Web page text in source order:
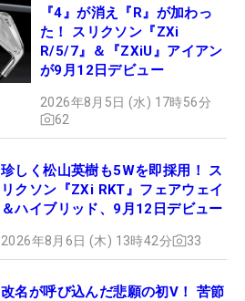
『4』が消え『R』が加わっ
た！ スリクソン『ZXi
R/5/7』＆『ZXiU』アイアン
が9月12日デビュー
2026年8月5日 (水) 17時56分
62
珍しく松山英樹も5Wを即採用！ ス
リクソン『ZXi RKT』フェアウェイ
＆ハイブリッド、9月12日デビュー
2026年8月6日 (木) 13時42分 33
改名が呼び込んだ悲願の初V！ 苦節